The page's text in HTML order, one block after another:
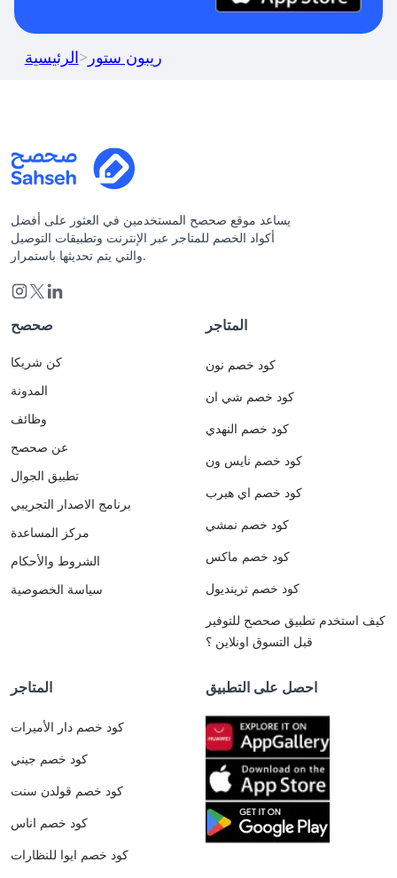
الرئيسية> ريبون ستور
يساعد موقع صحصح المستخدمين في العثور على أفضل
أكواد الخصم للمتاجر عبر الإنترنت وتطبيقات التوصيل
والتي يتم تحديثها باستمرار.
صحصح
كن شريكا
المدونة
وظائف
عن صحصح
تطبيق الجوال
برنامج الاصدار التجريبي
مركز المساعدة
الشروط والأحكام
سياسة الخصوصية
المتاجر
كود خصم نون
كود خصم شي ان
كود خصم النهدي
كود خصم نايس ون
كود خصم اي هيرب
كود خصم نمشي
كود خصم ماكس
كود خصم ترينديول
كيف استخدم تطبيق صحصح للتوفير
قبل التسوق اونلاين ؟
المتاجر
كود خصم دار الأميرات
كود خصم جيني
كود خصم قولدن سنت
كود خصم اناس
كود خصم ايوا للنظارات
احصل على التطبيق